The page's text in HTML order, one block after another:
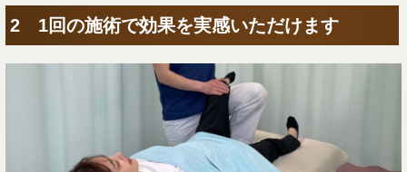
2 1回の施術で効果を実感いただけます